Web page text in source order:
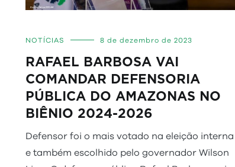
NOTÍCIAS 8 de dezembro de 2023
RAFAEL BARBOSA VAI
COMANDAR DEFENSORIA
PÚBLICA DO AMAZONAS NO
BIÊNIO 2024-2026
Defensor foi o mais votado na eleição interna
e também escolhido pelo governador Wilson